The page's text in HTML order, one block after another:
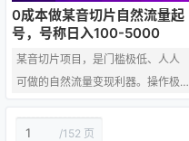
PA赛道指的是通过视频号平台，提
供心理疏导、情绪调节、压力释
放、个人成长等方面的内容和服
务。这包括但不限于： 心理…
0成本做某音切片自然流量起
号，号称日入100-5000
某音切片项目，是门槛极低、人人
可做的自然流量变现利器。操作极
官方授权机构： 免费获取合规权
/152 页